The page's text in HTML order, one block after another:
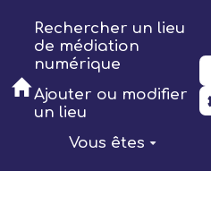
Aller au contenu principal
Rechercher un lieu
de médiation
numérique
Ajouter ou modifier
un lieu
Vous êtes